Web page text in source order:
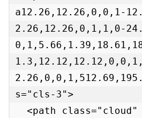
a12.26,12.26,0,0,1-
2.26,12.26,0,1,1,0-
s="cls-3">